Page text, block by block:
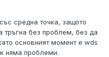
средна точка, защото
тръгна без проблем, без да
основният момент е wds
няма проблеми.